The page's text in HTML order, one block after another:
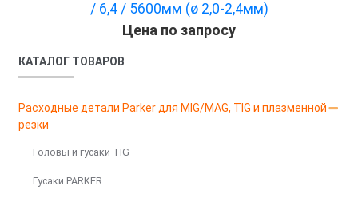
/ 6,4 / 5600мм (ø 2,0-2,4мм)
Цена по запросу
КАТАЛОГ ТОВАРОВ
Расходные детали Parker для MIG/MAG, TIG и плазменной
резки
Головы и гусаки TIG
Гусаки PARKER